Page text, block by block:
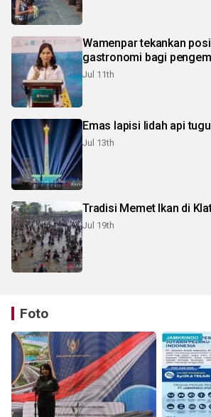
Wamenpar tekankan
gastronomi bagi
Jul 11th
Emas lapisi lidah api
Jul 13th
Tradisi Memet Ikan di
Jul 19th
Foto